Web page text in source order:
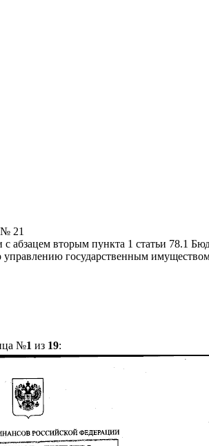
№ 21
абзацем вторым пункта 1 статьи 78.1
государственным
№1 из 19: